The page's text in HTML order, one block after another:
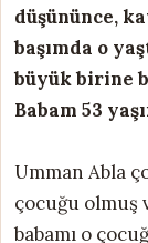
düşününce,
başımda o
büyük birine
Babam 53
Umman Abla
çocuğu olmuş
babamı o